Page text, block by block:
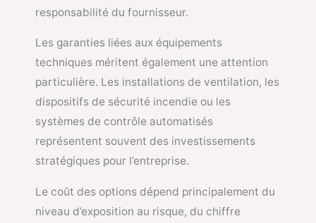
responsabilité du fournisseur.
Les garanties liées aux équipements
techniques méritent également une attention
particulière. Les installations de ventilation, les
dispositifs de sécurité incendie ou les
systèmes de contrôle automatisés
représentent souvent des investissements
stratégiques pour l’entreprise.
Le coût des options dépend principalement du
niveau d’exposition au risque, du chiffre